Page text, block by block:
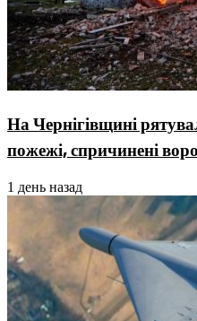
На Чернігівщині
пожежі, спричинені
1 день назад